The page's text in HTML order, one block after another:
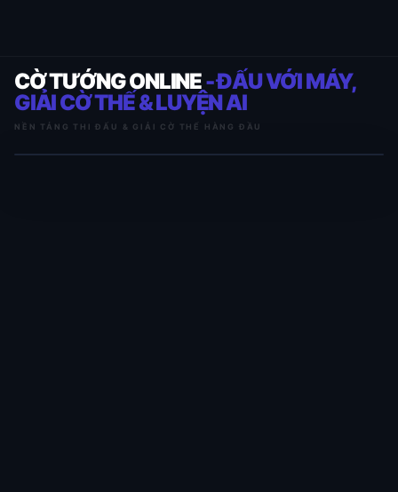
CỜ TƯỚNG ONLINE- ĐẤU VỚI MÁY,
GIẢI CỜ THẾ & LUYỆN AI
NỀN TẢNG THI ĐẤU & GIẢI CỜ THẾ HÀNG ĐẦU